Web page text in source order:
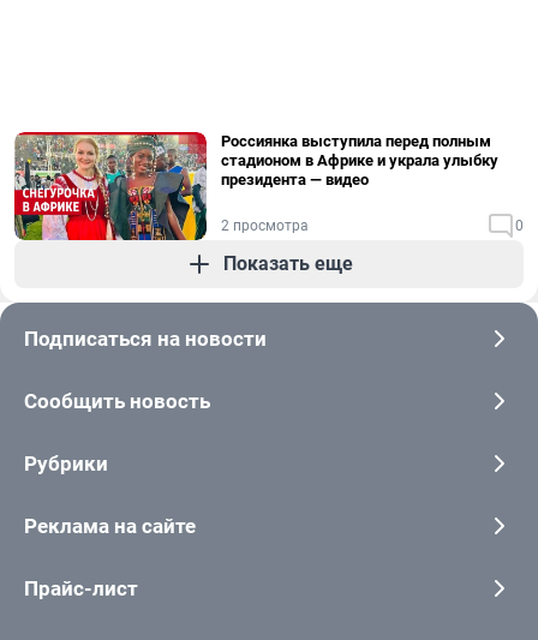
Россиянка выступила перед полным
стадионом в Африке и украла улыбку
президента — видео
2 просмотра 0
Показать еще
Подписаться на новости
Сообщить новость
Рубрики
Реклама на сайте
Прайс-лист